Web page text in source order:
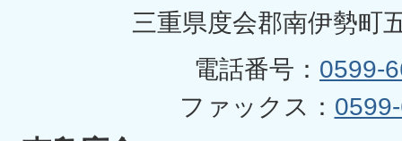
三重県度会郡南伊勢町
電話番号： 0599-
ファックス：